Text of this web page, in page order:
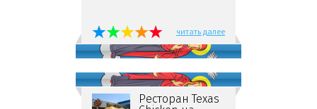
читать далее
Ресторан Texas